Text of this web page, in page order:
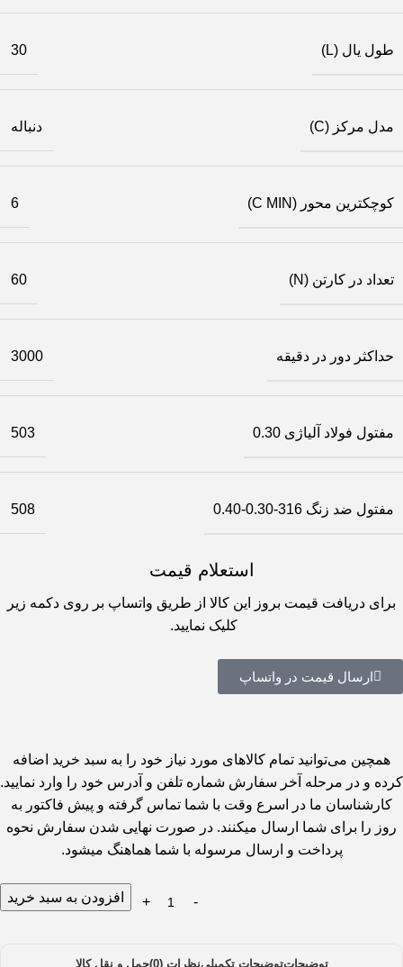
طول یال (L) 30
مدل مرکز (C) دنباله
کوچکترین محور (C MIN) 6
تعداد در کارتن (N) 60
حداکثر دور در دقیقه 3000
مفتول فولاد آلیاژی 0.30 503
مفتول ضد زنگ 316-0.30-0.40 508
استعلام قیمت
برای دریافت قیمت بروز این کالا از طریق واتساپ بر روی دکمه زیر
کلیک نمایید.
ارسال قیمت در واتساپ
همچین می‌توانید تمام کالاهای مورد نیاز خود را به سبد خرید اضافه
کرده و در مرحله آخر سفارش شماره تلفن و آدرس خود را وارد نمایید.
کارشناسان ما در اسرع وقت با شما تماس گرفته و پیش فاکتور به
روز را برای شما ارسال میکنند. در صورت نهایی شدن سفارش نحوه
پرداخت و ارسال مرسوله با شما هماهنگ میشود.
افزودن به سبد خرید
توضیحاتتوضیحات تکمیلینظرات (0) حمل و نقل کالا